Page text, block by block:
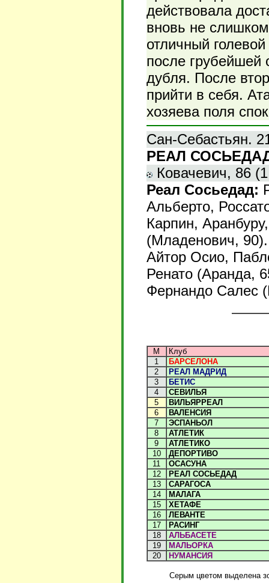
действовала
вновь не
отличный
после грубейшей
дубля. После
прийти в себя.
хозяева поля
Сан-Себастьян.
РЕАЛ
Ковачевич, 86
Реал Сосьедад:
Альберто,
Карпин,
(Младенович,
Айтор Осио,
Ренато (Аранда,
Фернандо Салес
М
Клуб
1
БАРСЕЛОНА
2
РЕАЛ МАДРИД
3
БЕТИС
4
СЕВИЛЬЯ
5
ВИЛЬЯРРЕАЛ
6
ВАЛЕНСИЯ
7
ЭСПАНЬОЛ
8
АТЛЕТИК
9
АТЛЕТИКО
10
ДЕПОРТИВО
11
ОСАСУНА
12
РЕАЛ СОСЬЕДАД
13
САРАГОСА
14
МАЛАГА
15
ХЕТАФЕ
16
ЛЕВАНТЕ
17
РАСИНГ
18
АЛЬБАСЕТЕ
19
МАЛЬОРКА
20
НУМАНСИЯ
Серым цветом выделена